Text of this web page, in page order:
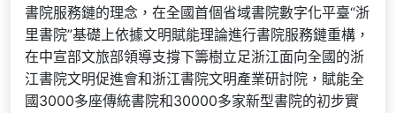
書院服務鏈的理念，在全國首個省域書院數字化平臺“浙
里書院”基礎上依據文明賦能理論進行書院服務鏈重構，
在中宣部文旅部領導支撐下籌樹立足浙江面向全國的浙
江書院文明促進會和浙江書院文明產業研討院，賦能全
國3000多座傳統書院和30000多家新型書院的初步實